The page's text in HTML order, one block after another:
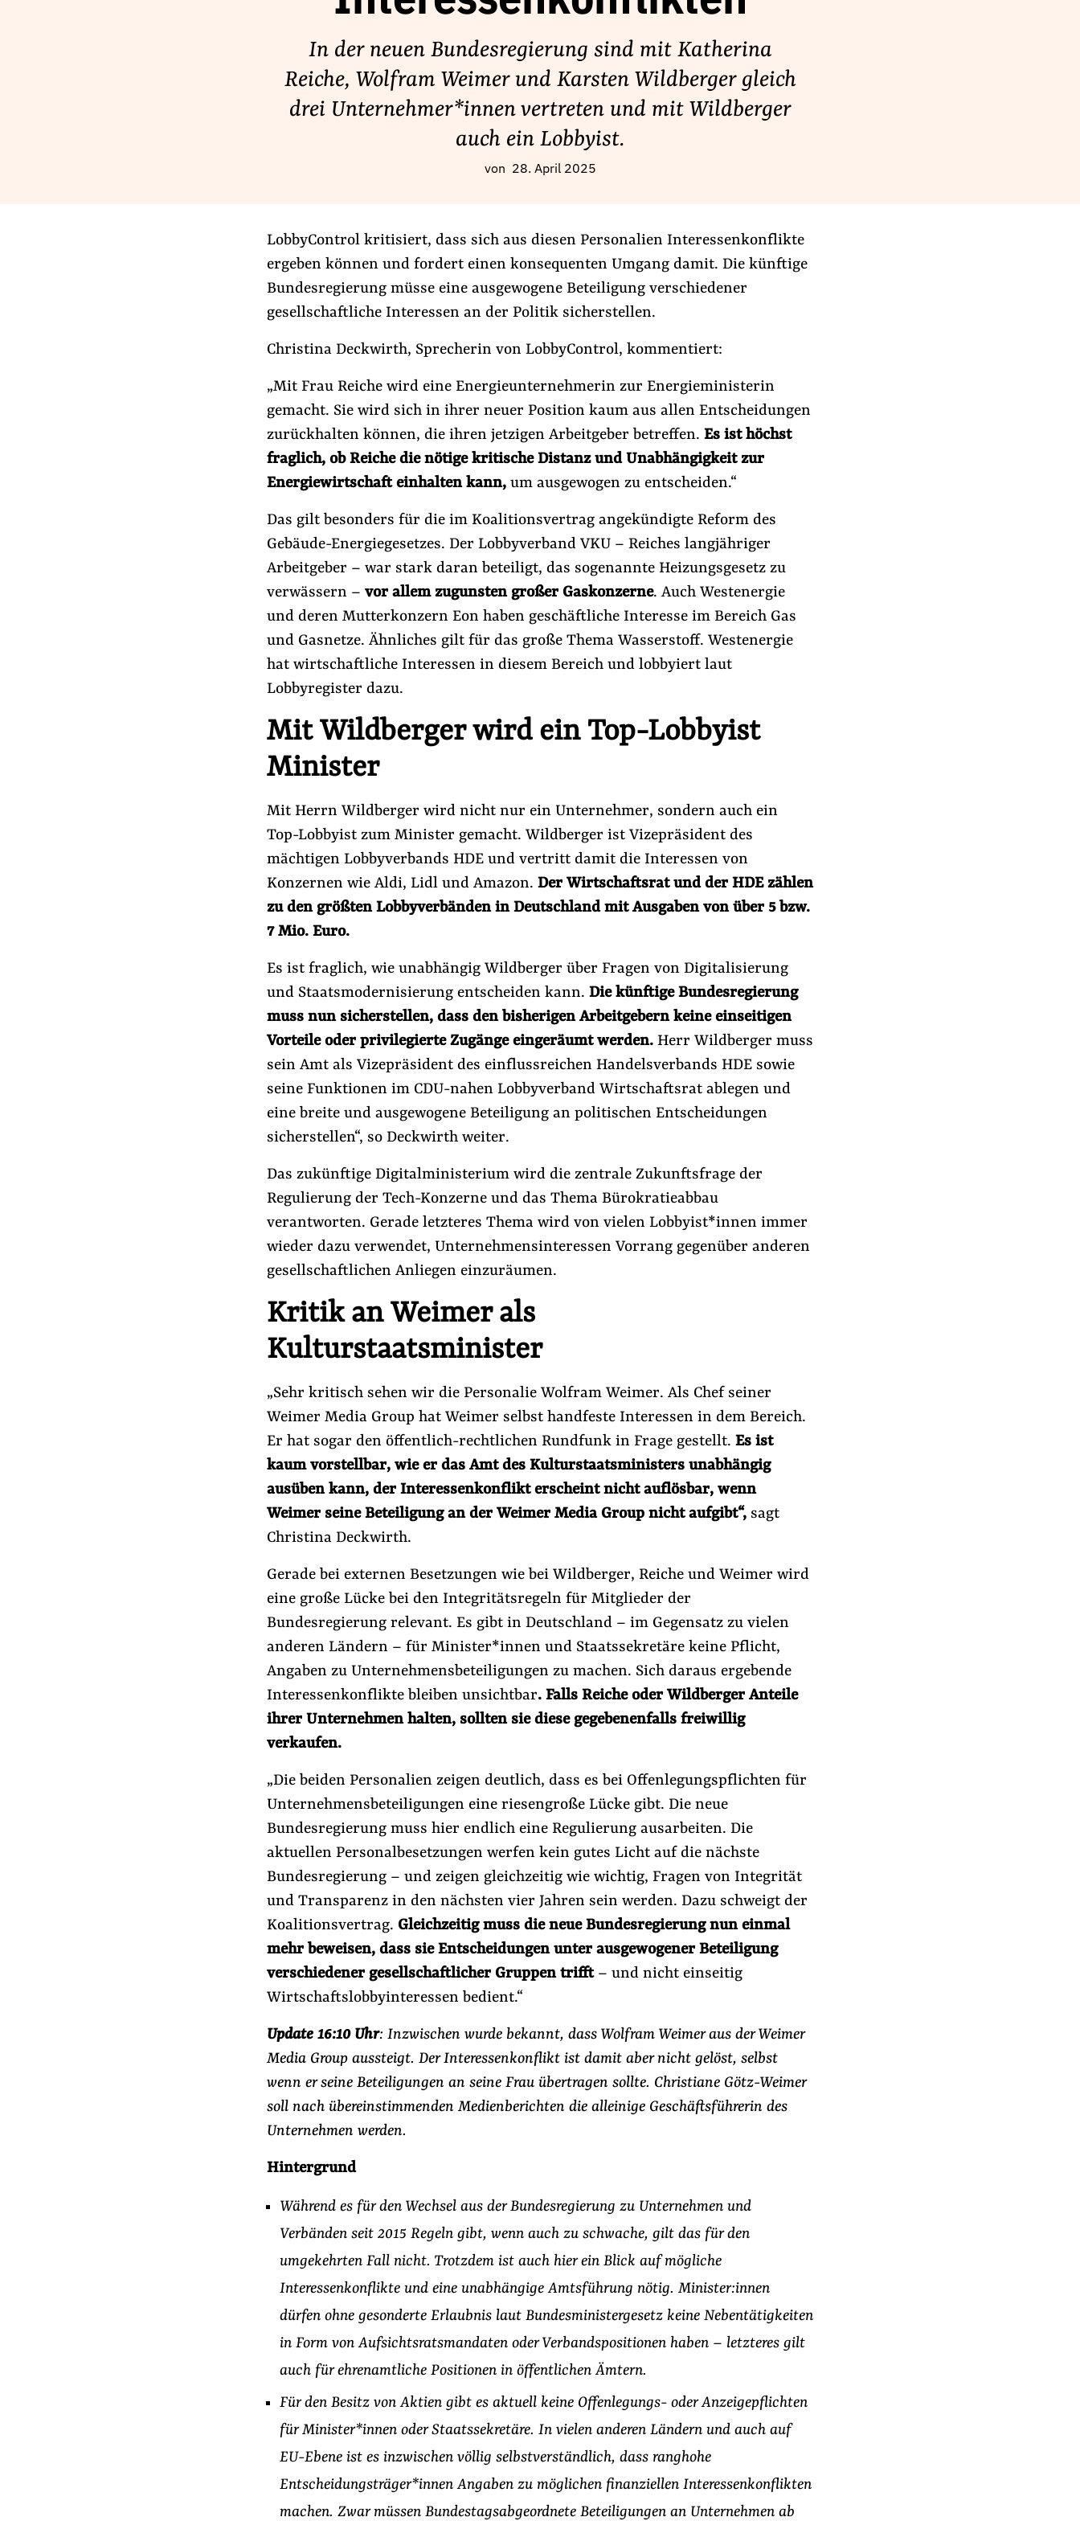
#Handelspolitik #Aus der Lobbywelt #Lobby-Fußspur
Folge Uns
FacebookMastodonBlueskyInstagramYoutubeLinkedInFeed Newsletter
In der neuen Bundesregierung sind mit Katherina
Reiche, Wolfram Weimer und Karsten Wildberger gleich
drei Unternehmer*innen vertreten und mit Wildberger
auch ein Lobbyist.
von 28. April 2025
LobbyControl kritisiert, dass sich aus diesen Personalien Interessenkonflikte
ergeben können und fordert einen konsequenten Umgang damit. Die künftige
Bundesregierung müsse eine ausgewogene Beteiligung verschiedener
gesellschaftliche Interessen an der Politik sicherstellen.
Christina Deckwirth, Sprecherin von LobbyControl, kommentiert:
„Mit Frau Reiche wird eine Energieunternehmerin zur Energieministerin
gemacht. Sie wird sich in ihrer neuer Position kaum aus allen Entscheidungen
zurückhalten können, die ihren jetzigen Arbeitgeber betreffen. Es ist höchst
fraglich, ob Reiche die nötige kritische Distanz und Unabhängigkeit zur
Energiewirtschaft einhalten kann, um ausgewogen zu entscheiden.“
Das gilt besonders für die im Koalitionsvertrag angekündigte Reform des
Gebäude-Energiegesetzes. Der Lobbyverband VKU – Reiches langjähriger
Arbeitgeber – war stark daran beteiligt, das sogenannte Heizungsgesetz zu
verwässern – vor allem zugunsten großer Gaskonzerne. Auch Westenergie
und deren Mutterkonzern Eon haben geschäftliche Interesse im Bereich Gas
und Gasnetze. Ähnliches gilt für das große Thema Wasserstoff. Westenergie
hat wirtschaftliche Interessen in diesem Bereich und lobbyiert laut
Lobbyregister dazu.
Mit Wildberger wird ein Top-Lobbyist
Minister
Mit Herrn Wildberger wird nicht nur ein Unternehmer, sondern auch ein
Top-Lobbyist zum Minister gemacht. Wildberger ist Vizepräsident des
mächtigen Lobbyverbands HDE und vertritt damit die Interessen von
Konzernen wie Aldi, Lidl und Amazon. Der Wirtschaftsrat und der HDE zählen
zu den größten Lobbyverbänden in Deutschland mit Ausgaben von über 5 bzw.
7 Mio. Euro.
Es ist fraglich, wie unabhängig Wildberger über Fragen von Digitalisierung
und Staatsmodernisierung entscheiden kann. Die künftige Bundesregierung
muss nun sicherstellen, dass den bisherigen Arbeitgebern keine einseitigen
Vorteile oder privilegierte Zugänge eingeräumt werden. Herr Wildberger muss
sein Amt als Vizepräsident des einflussreichen Handelsverbands HDE sowie
seine Funktionen im CDU-nahen Lobbyverband Wirtschaftsrat ablegen und
eine breite und ausgewogene Beteiligung an politischen Entscheidungen
sicherstellen“, so Deckwirth weiter.
Das zukünftige Digitalministerium wird die zentrale Zukunftsfrage der
Regulierung der Tech-Konzerne und das Thema Bürokratieabbau
verantworten. Gerade letzteres Thema wird von vielen Lobbyist*innen immer
wieder dazu verwendet, Unternehmensinteressen Vorrang gegenüber anderen
gesellschaftlichen Anliegen einzuräumen.
Kritik an Weimer als
Kulturstaatsminister
„Sehr kritisch sehen wir die Personalie Wolfram Weimer. Als Chef seiner
Weimer Media Group hat Weimer selbst handfeste Interessen in dem Bereich.
Er hat sogar den öffentlich-rechtlichen Rundfunk in Frage gestellt. Es ist
kaum vorstellbar, wie er das Amt des Kulturstaatsministers unabhängig
ausüben kann, der Interessenkonflikt erscheint nicht auflösbar, wenn
Weimer seine Beteiligung an der Weimer Media Group nicht aufgibt“, sagt
Christina Deckwirth.
Gerade bei externen Besetzungen wie bei Wildberger, Reiche und Weimer wird
eine große Lücke bei den Integritätsregeln für Mitglieder der
Bundesregierung relevant. Es gibt in Deutschland – im Gegensatz zu vielen
anderen Ländern – für Minister*innen und Staatssekretäre keine Pflicht,
Angaben zu Unternehmensbeteiligungen zu machen. Sich daraus ergebende
Interessenkonflikte bleiben unsichtbar. Falls Reiche oder Wildberger Anteile
ihrer Unternehmen halten, sollten sie diese gegebenenfalls freiwillig
verkaufen.
„Die beiden Personalien zeigen deutlich, dass es bei Offenlegungspflichten für
Unternehmensbeteiligungen eine riesengroße Lücke gibt. Die neue
Bundesregierung muss hier endlich eine Regulierung ausarbeiten. Die
aktuellen Personalbesetzungen werfen kein gutes Licht auf die nächste
Bundesregierung – und zeigen gleichzeitig wie wichtig, Fragen von Integrität
und Transparenz in den nächsten vier Jahren sein werden. Dazu schweigt der
Koalitionsvertrag. Gleichzeitig muss die neue Bundesregierung nun einmal
mehr beweisen, dass sie Entscheidungen unter ausgewogener Beteiligung
verschiedener gesellschaftlicher Gruppen trifft – und nicht einseitig
Wirtschaftslobbyinteressen bedient.“
Update 16:10 Uhr: Inzwischen wurde bekannt, dass Wolfram Weimer aus der Weimer
Media Group aussteigt. Der Interessenkonflikt ist damit aber nicht gelöst, selbst
wenn er seine Beteiligungen an seine Frau übertragen sollte. Christiane Götz-Weimer
soll nach übereinstimmenden Medienberichten die alleinige Geschäftsführerin des
Unternehmen werden.
Hintergrund
Während es für den Wechsel aus der Bundesregierung zu Unternehmen und
Verbänden seit 2015 Regeln gibt, wenn auch zu schwache, gilt das für den
umgekehrten Fall nicht. Trotzdem ist auch hier ein Blick auf mögliche
Interessenkonflikte und eine unabhängige Amtsführung nötig. Minister:innen
dürfen ohne gesonderte Erlaubnis laut Bundesministergesetz keine Nebentätigkeiten
in Form von Aufsichtsratsmandaten oder Verbandspositionen haben – letzteres gilt
auch für ehrenamtliche Positionen in öffentlichen Ämtern.
Für den Besitz von Aktien gibt es aktuell keine Offenlegungs- oder Anzeigepflichten
für Minister*innen oder Staatssekretäre. In vielen anderen Ländern und auch auf
EU-Ebene ist es inzwischen völlig selbstverständlich, dass ranghohe
Entscheidungsträger*innen Angaben zu möglichen finanziellen Interessenkonflikten
machen. Zwar müssen Bundestagsabgeordnete Beteiligungen an Unternehmen ab